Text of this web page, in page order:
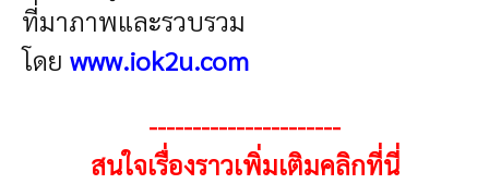
ที่มาภาพและรวบรวม
โดย www.iok2u.com
----------------------
สนใจเรื่องราวเพิ่มเติมคลิกที่นี่